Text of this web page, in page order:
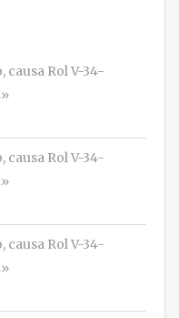
causa Rol V-34-
causa Rol V-34-
causa Rol V-34-